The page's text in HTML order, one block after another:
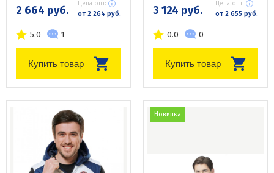
2 664 руб. Цена опт:
от 2 264 руб.
5.0 1
Купить товар
3 124 руб. Цена опт:
от 2 655 руб.
0.0 0
Купить товар
Новинка